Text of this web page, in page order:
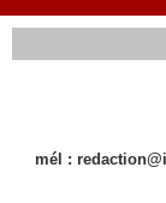
mél :